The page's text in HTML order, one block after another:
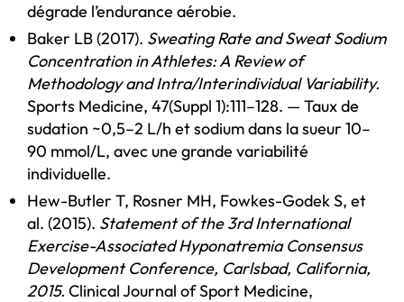
dégrade l’endurance aérobie.
Baker LB (2017). Sweating Rate and Sweat Sodium
Concentration in Athletes: A Review of
Methodology and Intra/Interindividual Variability.
Sports Medicine, 47(Suppl 1):111–128. — Taux de
sudation ~0,5–2 L/h et sodium dans la sueur 10–
90 mmol/L, avec une grande variabilité
individuelle.
Hew-Butler T, Rosner MH, Fowkes-Godek S, et
al. (2015). Statement of the 3rd International
Exercise-Associated Hyponatremia Consensus
Development Conference, Carlsbad, California,
2015. Clinical Journal of Sport Medicine,